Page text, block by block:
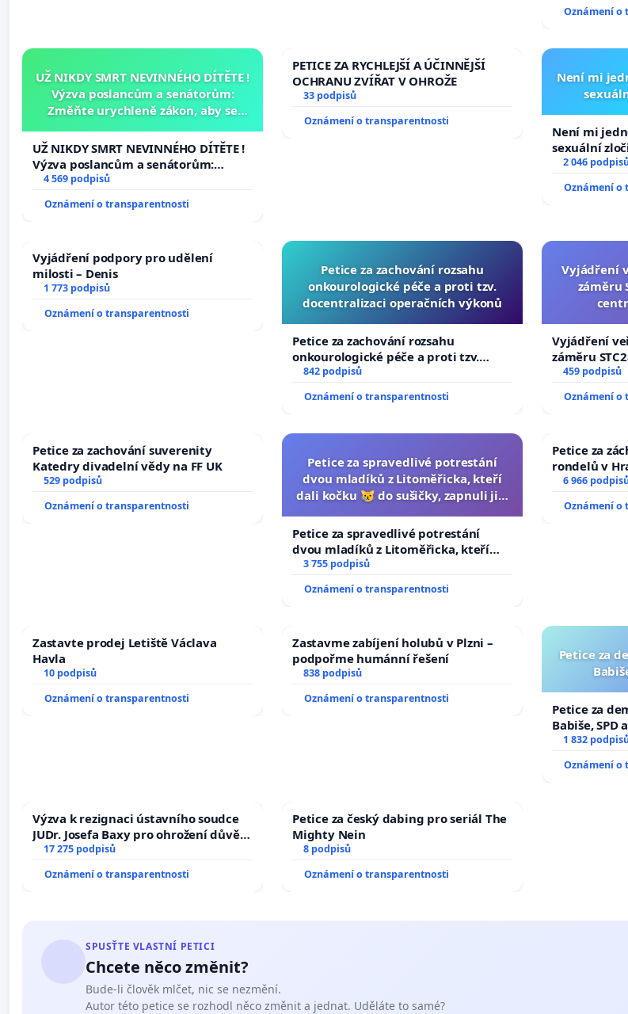
na přijetí
Oznámení o
UŽ NIKDY SMRT NEVINNÉHO DÍTĚTE !
Výzva poslancům a senátorům:
Změňte urychleně zákon, aby se
opakovat!
UŽ NIKDY SMRT NEVINNÉHO DÍTĚTE !
Výzva poslancům a senátorům:
Změňte urychleně zákon, aby se
opakovat!
4 569 podpisů
Oznámení o transparentnosti
PETICE ZA RYCHLEJŠÍ A ÚČINNĚJŠÍ
OCHRANU ZVÍŘAT V OHROŽE
33 podpisů
Oznámení o transparentnosti
Není mi
Není mi
sexuální
2 046
Oznámení o
Vyjádření podpory pro udělení
milosti – Denis
1 773 podpisů
Oznámení o transparentnosti
Petice za zachování rozsahu
onkourologické péče a proti tzv.
docentralizaci operačních výkonů
Petice za zachování rozsahu
onkourologické péče a proti tzv.
docentralizaci operačních výkonů
842 podpisů
Oznámení o transparentnosti
Vyjádření
záměru
Vyjádření
záměru
centrum
459 podpisů
Oznámení o
Petice za zachování suverenity
Katedry divadelní vědy na FF UK
529 podpisů
Oznámení o transparentnosti
Petice za spravedlivé potrestání
dvou mladíků z Litoměřicka, kteří
dali kočku 😿 do sušičky, zapnuli ji a
Petice za spravedlivé potrestání
dvou mladíků z Litoměřicka, kteří
dali kočku 😿 do sušičky, zapnuli ji a
3 755 podpisů
Oznámení o transparentnosti
Petice za
rondelů v
6 966
Oznámení o
Zastavte prodej Letiště Václava
Havla
10 podpisů
Oznámení o transparentnosti
Zastavme zabíjení holubů v Plzni –
podpořme humánní řešení
838 podpisů
Oznámení o transparentnosti
Petice za
Petice za
Babiše, SPD
1 832
Oznámení o
Výzva k rezignaci ústavního soudce
JUDr. Josefa Baxy pro ohrožení důvěry
ve spravedlivý proces
17 275 podpisů
Oznámení o transparentnosti
Petice za český dabing pro seriál The
Mighty Nein
8 podpisů
Oznámení o transparentnosti
SPUSŤTE VLASTNÍ PETICI
Chcete něco změnit?
Bude-li člověk mlčet, nic se nezmění.
Autor této petice se rozhodl něco změnit a jednat. Uděláte to samé?